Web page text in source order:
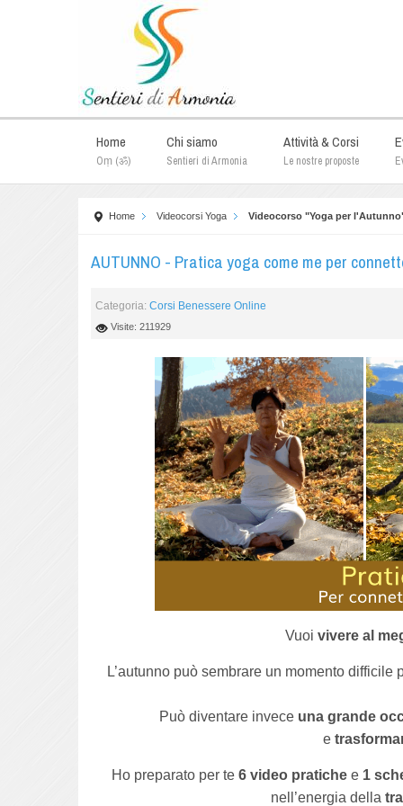
Home
Oṃ (ॐ)
Chi siamo
Sentieri di Armonia
Attività & Corsi
Le nostre proposte
Home Videocorsi Yoga Videocorso "Yoga per
AUTUNNO - Pratica yoga come me per
Categoria:Corsi Benessere Online
Visite: 211929
Vuoivivere al
L’autunno può sembrare un momento
Può diventare invece una grande
e
Ho preparato per te6 video pratiche e 1
nell’energia della